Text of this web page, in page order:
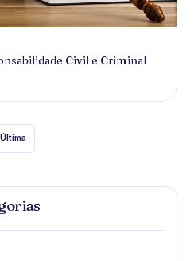
Civil e Criminal
Última